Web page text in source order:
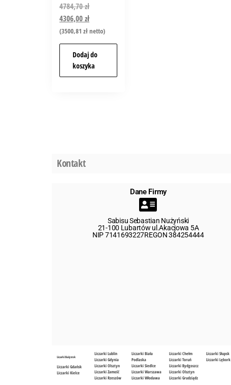
4784,70zł
4306,00zł
(3500,81 złnetto)
Dodaj do
koszyka
Kontakt
Dane Firmy
Sabisu Sebastian Nużyński
21-100 Lubartów ul.Akacjowa 5A
NIP 7141693227REGON 384254444
Liczarki Białystok
Liczarki Gdańsk
Liczarki Kielce
Liczarki Lublin
Liczarki Gdynia
Liczarki Olsztyn
Liczarki Zamość
Liczarki Rzeszów
Liczarki Biała
Podlaska
Liczarki Siedlce
Liczarki Warszawa
Liczarki Włodawa
Liczarki Chełm
Liczarki Toruń
Liczarki Bydgoszcz
Liczarki Olsztyn
Liczarki Grudziądz
Liczarki Słupsk
Liczarki Lębork